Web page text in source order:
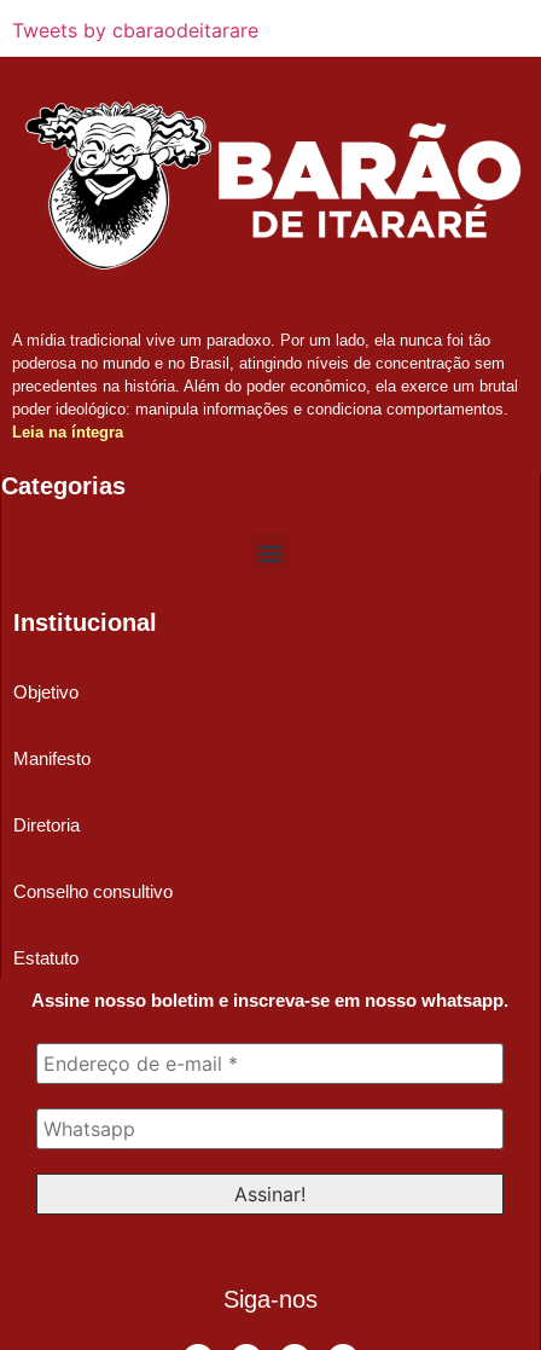
Tweets by cbaraodeitarare
A mídia tradicional vive um paradoxo. Por um lado, ela nunca foi tão
poderosa no mundo e no Brasil, atingindo níveis de concentração sem
precedentes na história. Além do poder econômico, ela exerce um brutal
poder ideológico: manipula informações e condiciona comportamentos.
Leia na íntegra
Categorias
Institucional
Objetivo
Manifesto
Diretoria
Conselho consultivo
Estatuto
Assine nosso boletim e inscreva-se em nosso whatsapp.
Siga-nos